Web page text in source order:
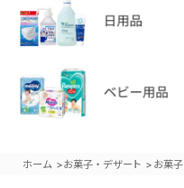
ホーム >お菓子・デザート > お菓子